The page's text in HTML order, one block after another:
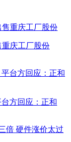
庆工厂股份
方回应：正和